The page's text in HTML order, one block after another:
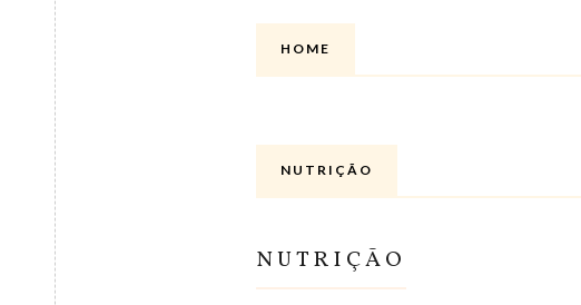
HOME
NUTRIÇÃO
NUTRIÇÃO